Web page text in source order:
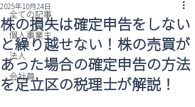
全ての記事
個人事業主
法人
会社員
株の損失は確定申告をしない
と繰り越せない！株の売買が
あった場合の確定申告の方法
を足立区の税理士が解説！
2025年10月24日